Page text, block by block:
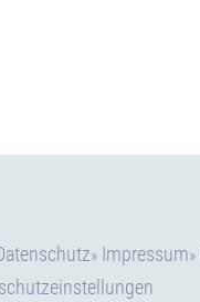
Impressum